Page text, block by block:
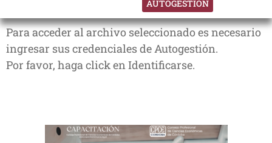
AUTOGESTION
Para acceder al archivo seleccionado es necesario
ingresar sus credenciales de Autogestión.
Por favor, haga click en Identificarse.